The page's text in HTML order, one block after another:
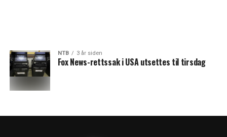
NTB 3 år siden
Fox News-rettssak i USA utsettes til tirsdag